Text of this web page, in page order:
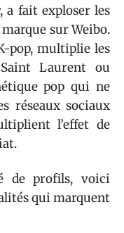
a fait exploser les
sur Weibo.
pop, multiplie les
Laurent ou
pop qui ne
réseaux sociaux
l’effet de
de profils, voici
qui marquent